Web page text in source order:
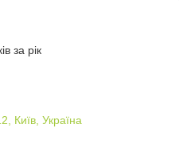
за рік
Київ, Україна